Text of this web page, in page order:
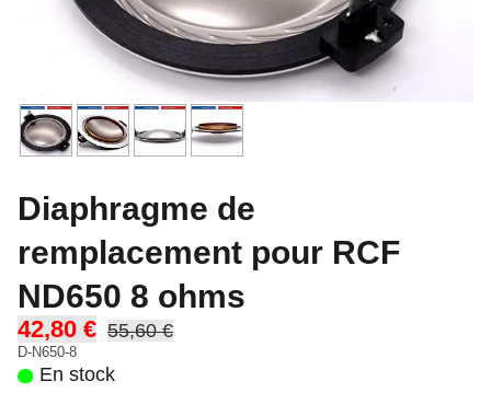
Diaphragme de
remplacement pour RCF
ND650 8 ohms
42,80 € 55,60 €
D-N650-8
En stock